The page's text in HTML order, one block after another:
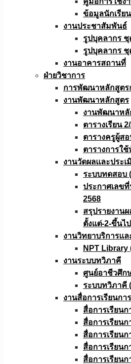
ข้อมูลนักเรีย
งานประชาสัมพันธ์
รูปบุคลากร ชุ
รูปบุคลากร ชุ
งานอาคารสถานที่
ฝ่ายวิชาการ
การพัฒนาหลักสูตร
งานพัฒนาหลักสูตร
งานพัฒนาหลั
ตารางเรียน
ตารางครูผู้ส
ตารางการใ
งานวัดผลเเละประเ
ระบบทดสอบ
ประกาศเลข
2568
สรุปรายงาน
ตั้งแต่-2-ขึ้นไป
งานวิทยาบริการเเ
NPT
งานระบบทวิภาคี
ศูนย์อาชีวศึก
ระบบทวิภาคี
งานสื่อการเรียนกา
สื่อการเรียน
สื่อการเรียน
สื่อการเรียน
สื่อการเรียน
สื่อการเรียน